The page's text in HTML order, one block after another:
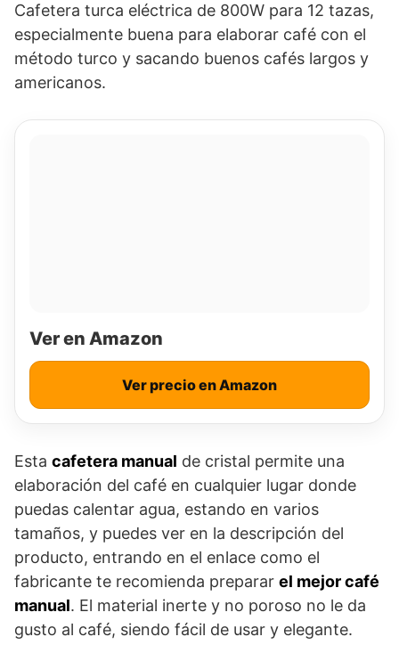
Cafetera turca eléctrica de 800W para 12 tazas,
especialmente buena para elaborar café con el
método turco y sacando buenos cafés largos y
americanos.
Ver en Amazon
Ver precio en Amazon
Esta cafetera manual de cristal permite una
elaboración del café en cualquier lugar donde
puedas calentar agua, estando en varios
tamaños, y puedes ver en la descripción del
producto, entrando en el enlace como el
fabricante te recomienda preparar el mejor café
manual. El material inerte y no poroso no le da
gusto al café, siendo fácil de usar y elegante.